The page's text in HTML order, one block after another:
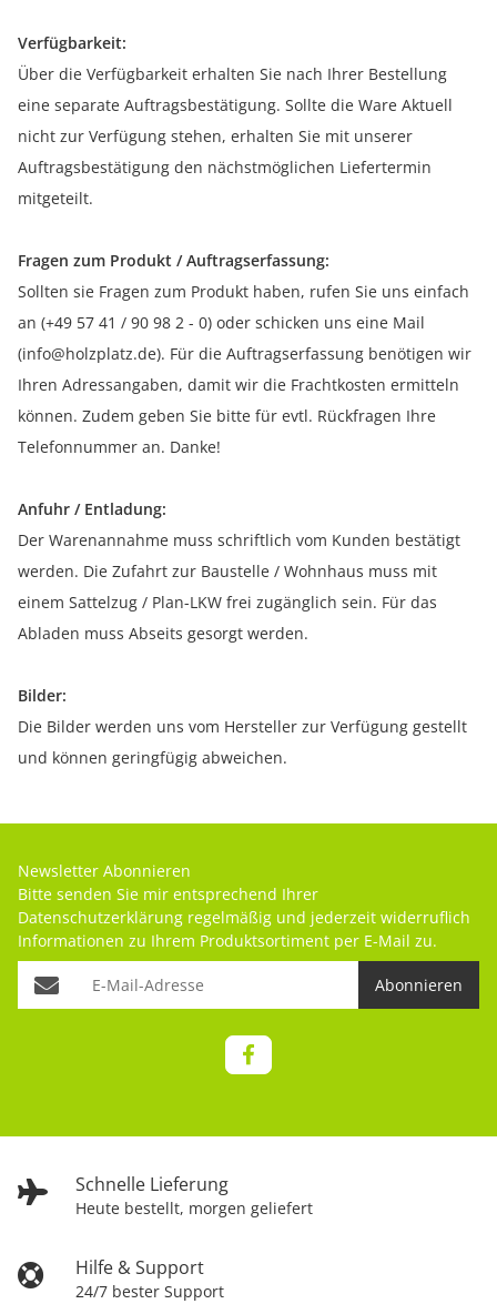
Verfügbarkeit:
Über die Verfügbarkeit erhalten Sie nach Ihrer Bestellung
eine separate Auftragsbestätigung. Sollte die Ware Aktuell
nicht zur Verfügung stehen, erhalten Sie mit unserer
Auftragsbestätigung den nächstmöglichen Liefertermin
mitgeteilt.
Fragen zum Produkt / Auftragserfassung:
Sollten sie Fragen zum Produkt haben, rufen Sie uns einfach
an (+49 57 41 / 90 98 2 - 0) oder schicken uns eine Mail
(info@holzplatz.de). Für die Auftragserfassung benötigen wir
Ihren Adressangaben, damit wir die Frachtkosten ermitteln
können. Zudem geben Sie bitte für evtl. Rückfragen Ihre
Telefonnummer an. Danke!
Anfuhr / Entladung:
Der Warenannahme muss schriftlich vom Kunden bestätigt
werden. Die Zufahrt zur Baustelle / Wohnhaus muss mit
einem Sattelzug / Plan-LKW frei zugänglich sein. Für das
Abladen muss Abseits gesorgt werden.
Bilder:
Die Bilder werden uns vom Hersteller zur Verfügung gestellt
und können geringfügig abweichen.
Schnelle Lieferung
Heute bestellt, morgen geliefert
Hilfe & Support
24/7 bester Support
Newsletter Abonnieren
Bitte senden Sie mir entsprechend Ihrer
Datenschutzerklärung regelmäßig und jederzeit widerruflich
Informationen zu Ihrem Produktsortiment per E-Mail zu.
Abonnieren